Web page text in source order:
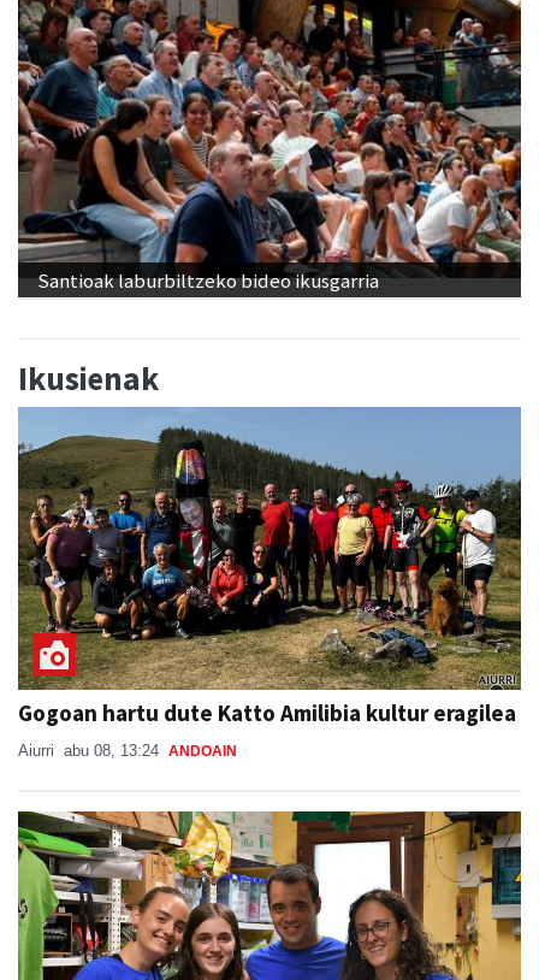
Santioak laburbiltzeko bideo ikusgarria
Ikusienak
Gogoan hartu dute Katto Amilibia kultur eragilea
Aiurri abu 08, 13:24 ANDOAIN